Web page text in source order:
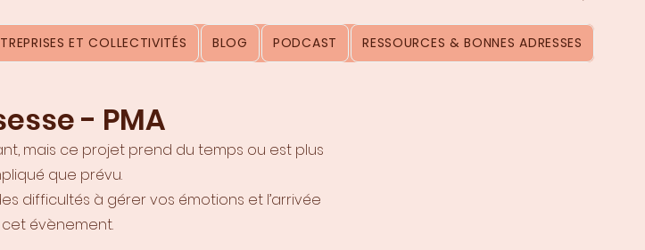
ET COLLECTIVITÉS BLOG PODCAST RESSOURCES & BONNES ADRESSES
- PMA
mais ce projet prend du temps ou est plus
que prévu.
difficultés à gérer vos émotions et l’arrivée
évènement.